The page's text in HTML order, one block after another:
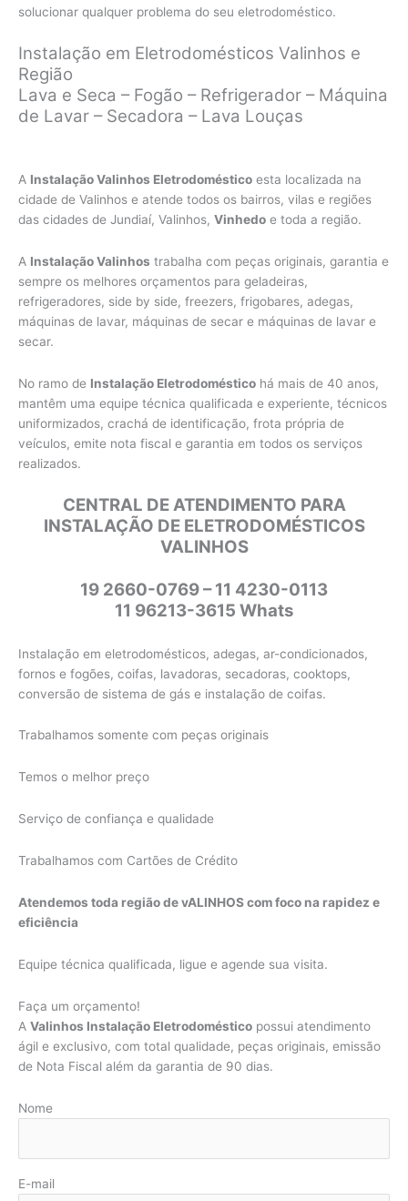
solucionar qualquer problema do seu eletrodoméstico.
Instalação em Eletrodomésticos Valinhos e
Região
Lava e Seca – Fogão – Refrigerador – Máquina
de Lavar – Secadora – Lava Louças
A Instalação Valinhos Eletrodoméstico esta localizada na
cidade de Valinhos e atende todos os bairros, vilas e regiões
das cidades de Jundiaí, Valinhos, Vinhedo e toda a região.
A Instalação Valinhos trabalha com peças originais, garantia e
sempre os melhores orçamentos para geladeiras,
refrigeradores, side by side, freezers, frigobares, adegas,
máquinas de lavar, máquinas de secar e máquinas de lavar e
secar.
No ramo de Instalação Eletrodoméstico há mais de 40 anos,
mantêm uma equipe técnica qualificada e experiente, técnicos
uniformizados, crachá de identificação, frota própria de
veículos, emite nota fiscal e garantia em todos os serviços
realizados.
CENTRAL DE ATENDIMENTO PARA
INSTALAÇÃO DE ELETRODOMÉSTICOS
VALINHOS
19 2660-0769 – 11 4230-0113
11 96213-3615 Whats
Instalação em eletrodomésticos, adegas, ar-condicionados,
fornos e fogões, coifas, lavadoras, secadoras, cooktops,
conversão de sistema de gás e instalação de coifas.
Trabalhamos somente com peças originais
Temos o melhor preço
Serviço de confiança e qualidade
Trabalhamos com Cartões de Crédito
Atendemos toda região de vALINHOS com foco na rapidez e
eficiência
Equipe técnica qualificada, ligue e agende sua visita.
Faça um orçamento!
A Valinhos Instalação Eletrodoméstico possui atendimento
ágil e exclusivo, com total qualidade, peças originais, emissão
de Nota Fiscal além da garantia de 90 dias.
Nome
E-mail